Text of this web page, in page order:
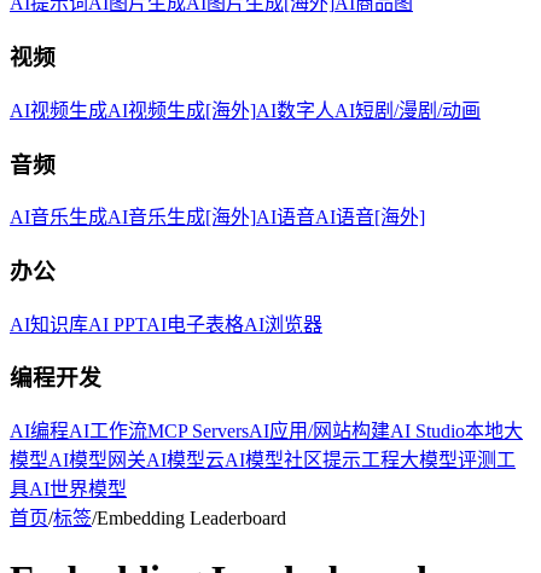
视频
AI视频生成AI视频生成[海外]AI数字人AI短剧/漫剧/动画
音频
AI音乐生成AI音乐生成[海外]AI语音AI语音[海外]
办公
AI知识库AI PPTAI电子表格AI浏览器
编程开发
AI编程AI工作流MCP ServersAI应用/网站构建AI Studio本地大
模型AI模型网关AI模型云AI模型社区提示工程大模型评测工
具AI世界模型
首页/标签/Embedding Leaderboard